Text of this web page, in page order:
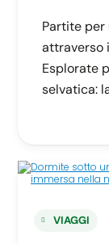
Partite
attraverso
Esplorate
selvatica:
VIAGGI